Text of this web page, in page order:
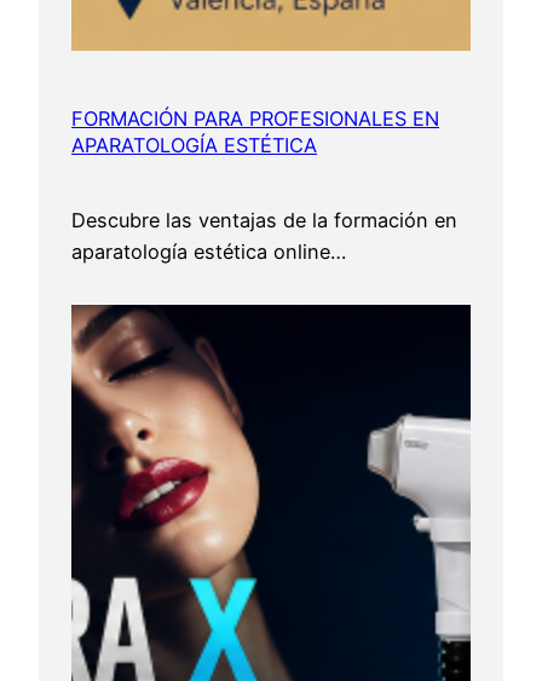
FORMACIÓN PARA PROFESIONALES EN
APARATOLOGÍA ESTÉTICA
Descubre las ventajas de la formación en
aparatología estética online…